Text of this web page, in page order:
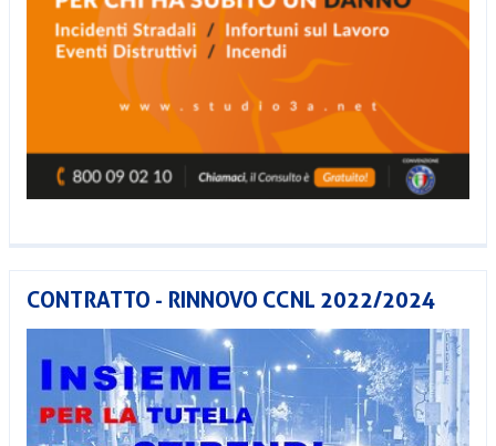
CONTRATTO - RINNOVO CCNL 2022/2024